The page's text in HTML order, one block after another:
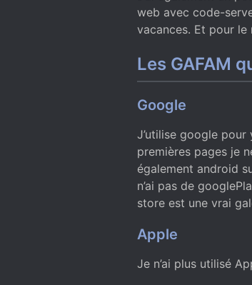
web avec code-
vacances. Et pour le
Les GAFAM
Google
J’utilise google
premières pages je
également android
n’ai pas de
store est une vrai
Apple
Je n’ai plus utilisé